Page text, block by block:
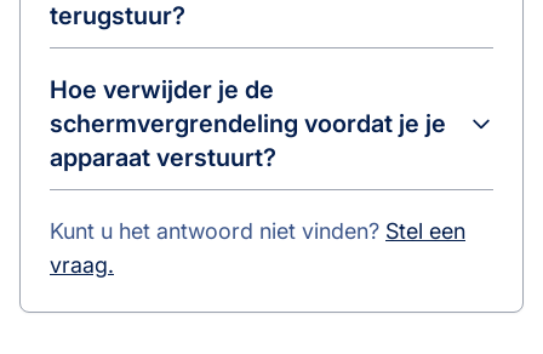
terugstuur?
Hoe verwijder je de
schermvergrendeling voordat je je
apparaat verstuurt?
Kunt u het antwoord niet vinden? Stel een
vraag.